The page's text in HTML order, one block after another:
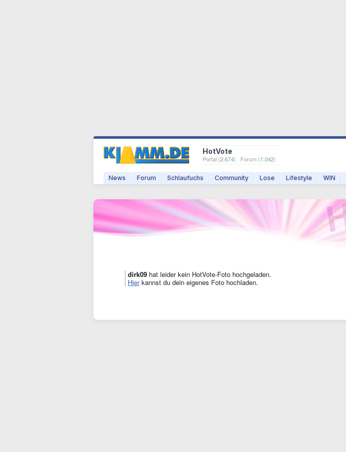
HotVote
Portal (2.674) · Forum (1.042)
News Forum Schlaufuchs Community Lose Lifestyle WIN
dirk09 hat leider kein HotVote-Foto hochgeladen.
Hierkannst du dein eigenes Foto hochladen.